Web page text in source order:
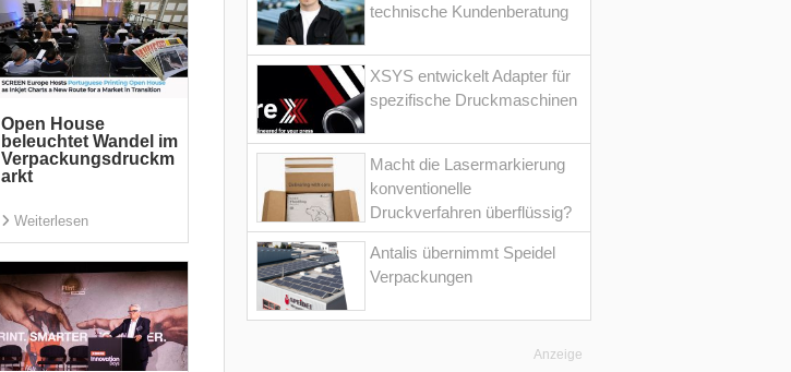
Open House
beleuchtet Wandel im
Verpackungsdruckm
arkt
Weiterlesen
technische Kundenberatung
XSYS entwickelt Adapter für
spezifische Druckmaschinen
Macht die Lasermarkierung
konventionelle
Druckverfahren überflüssig?
Antalis übernimmt Speidel
Verpackungen
Anzeige